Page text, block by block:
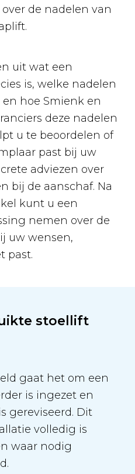
de nadelen van
uit wat een
is, welke nadelen
hoe Smienk en
deze nadelen
u te beoordelen of
past bij uw
adviezen over
bij de aanschaf. Na
kunt u een
nemen over de
uw wensen,
past.
stoellift
gaat het om een
is ingezet en
gereviseerd. Dit
volledig is
waar nodig